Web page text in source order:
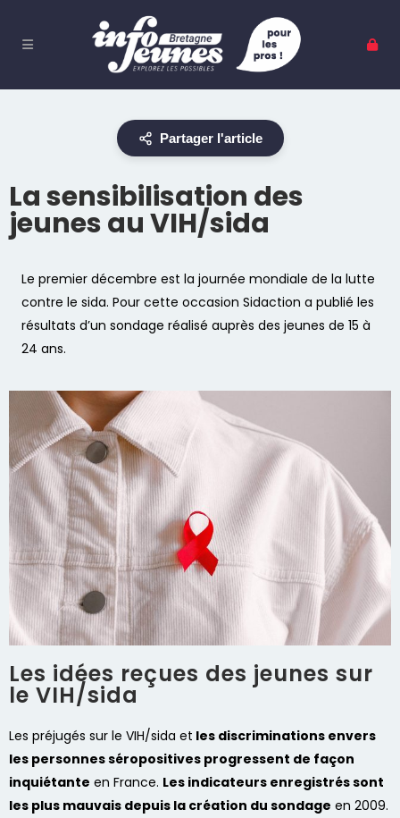
Partager l'article
La sensibilisation des
jeunes au VIH/sida
Le premier décembre est la journée mondiale de la lutte
contre le sida. Pour cette occasion Sidaction a publié les
résultats d’un sondage réalisé auprès des jeunes de 15 à
24 ans.
Les idées reçues des jeunes sur
le VIH/sida
Les préjugés sur le VIH/sida et les discriminations envers
les personnes séropositives progressent de façon
inquiétante en France. Les indicateurs enregistrés sont
les plus mauvais depuis la création du sondage en 2009.